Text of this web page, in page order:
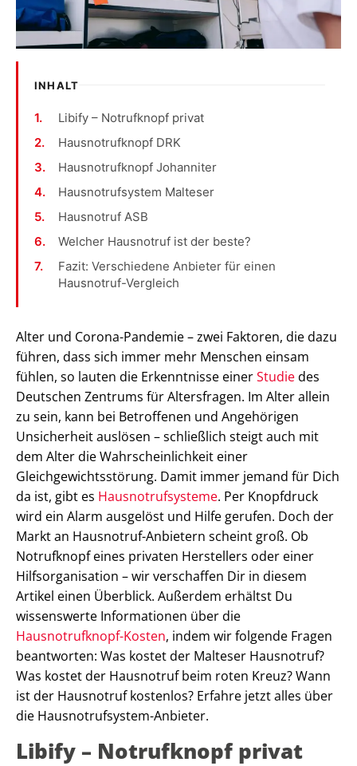
INHALT
Libify – Notrufknopf privat
Hausnotrufknopf DRK
Hausnotrufknopf Johanniter
Hausnotrufsystem Malteser
Hausnotruf ASB
Welcher Hausnotruf ist der beste?
Fazit: Verschiedene Anbieter für einen
Hausnotruf-Vergleich
Alter und Corona-Pandemie – zwei Faktoren, die dazu
führen, dass sich immer mehr Menschen einsam
fühlen, so lauten die Erkenntnisse einerStudiedes
Deutschen Zentrums für Altersfragen. Im Alter allein
zu sein, kann bei Betroffenen und Angehörigen
Unsicherheit auslösen – schließlich steigt auch mit
dem Alter die Wahrscheinlichkeit einer
Gleichgewichtsstörung. Damit immer jemand für Dich
da ist, gibt es Hausnotrufsysteme. Per Knopfdruck
wird ein Alarm ausgelöst und Hilfe gerufen. Doch der
Markt an Hausnotruf-Anbietern scheint groß. Ob
Notrufknopf eines privaten Herstellers oder einer
Hilfsorganisation – wir verschaffen Dir in diesem
Artikel einen Überblick. Außerdem erhältst Du
wissenswerte Informationen über die
Hausnotrufknopf-Kosten, indem wir folgende Fragen
beantworten: Was kostet der Malteser Hausnotruf?
Was kostet der Hausnotruf beim roten Kreuz? Wann
ist der Hausnotruf kostenlos? Erfahre jetzt alles über
die Hausnotrufsystem-Anbieter.
Libify – Notrufknopf privat